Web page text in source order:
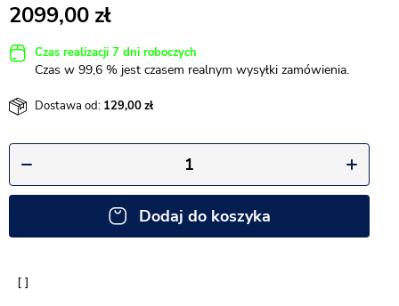
2099,00
Czas realizacji 7 dni roboczych
Czas w 99,6 % jest czasem realnym wysyłki zamówienia.
Dostawa od: 129,00
Dodaj do koszyka